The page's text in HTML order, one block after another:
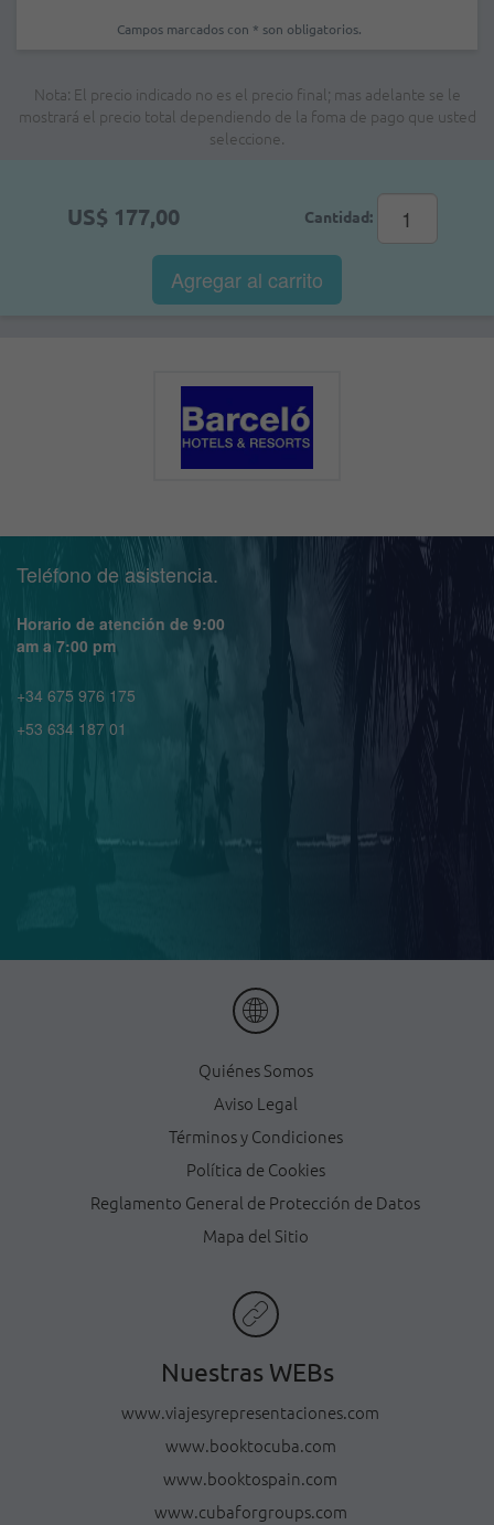
Campos marcados con * son obligatorios.
Nota: El precio indicado no es el precio final; mas adelante se le
mostrará el precio total dependiendo de la foma de pago que usted
seleccione.
US$ 177,00 Cantidad:
Agregar al carrito
Teléfono de asistencia.
Horario de atención de 9:00
am a 7:00 pm
+34 675 976 175
+53 634 187 01
Quiénes Somos
Aviso Legal
Términos y Condiciones
Política de Cookies
Reglamento General de Protección de Datos
Mapa del Sitio
Nuestras WEBs
www.viajesyrepresentaciones.com
www.booktocuba.com
www.booktospain.com
www.cubaforgroups.com